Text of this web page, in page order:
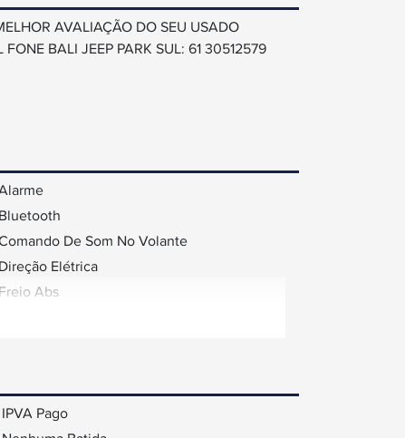
AVALIAÇÃO DO SEU USADO
BALI JEEP PARK SUL: 61 30512579
Bluetooth
De Som No Volante
Direção Elétrica
Freio Abs
IPVA Pago